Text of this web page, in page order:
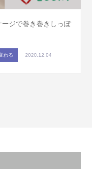
ジで巻き巻きしっぽ
わる 2020.12.04